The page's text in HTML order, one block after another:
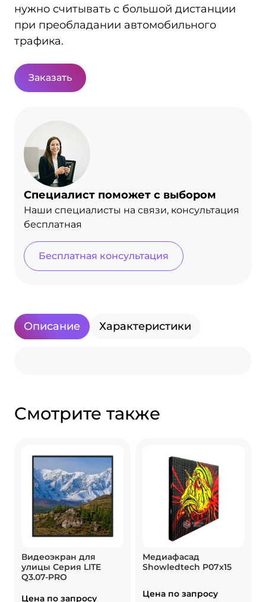
нужно считывать с большой дистанции
при преобладании автомобильного
трафика.
Заказать
Специалист поможет с выбором
Наши специалисты на связи, консультация
бесплатная
Бесплатная консультация
Описание Характеристики
Cмотрите также
Видеоэкран для
улицы Серия LITE
Q3.07-PRO
Цена по запросу
Медиафасад
Showledtech P07х15
Цена по запросу